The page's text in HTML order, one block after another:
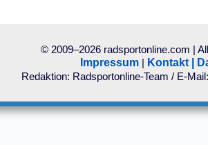
© 2009–2026 radsportonline.com |
Impressum| Kontakt
Redaktion: Radsportonline-Team / E-